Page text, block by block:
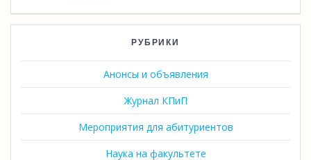
РУБРИКИ
Анонсы и объявления
Журнал КПиП
Мероприятия для абитуриентов
Наука на факультете